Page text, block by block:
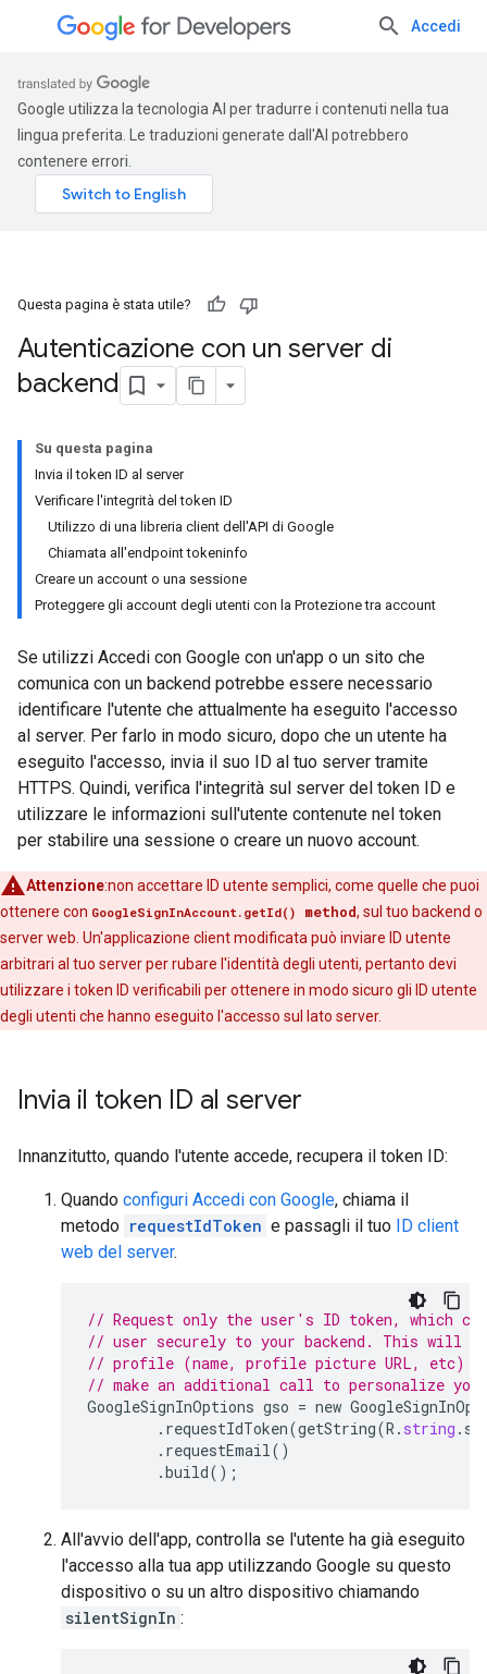
Accedi
Google utilizza la tecnologia AI per tradurre i contenuti nella tua
lingua preferita. Le traduzioni generate dall'AI potrebbero
contenere errori.
Questa pagina è stata utile?
Autenticazione con un server di
backend
Su questa pagina
Invia il token ID al server
Verificare l'integrità del token ID
Utilizzo di una libreria client dell'API di Google
Chiamata all'endpoint tokeninfo
Creare un account o una sessione
Proteggere gli account degli utenti con la Protezione tra account
Se utilizzi Accedi con Google con un'app o un sito che
comunica con un backend potrebbe essere necessario
identificare l'utente che attualmente ha eseguito l'accesso
al server. Per farlo in modo sicuro, dopo che un utente ha
eseguito l'accesso, invia il suo ID al tuo server tramite
HTTPS. Quindi, verifica l'integrità sul server del token ID e
utilizzare le informazioni sull'utente contenute nel token
per stabilire una sessione o creare un nuovo account.
Attenzione:non accettare ID utente semplici, come quelle che puoi
ottenere con GoogleSignInAccount.getId() method, sul tuo backend o
server web. Un'applicazione client modificata può inviare ID utente
arbitrari al tuo server per rubare l'identità degli utenti, pertanto devi
utilizzare i token ID verificabili per ottenere in modo sicuro gli ID utente
degli utenti che hanno eseguito l'accesso sul lato server.
Invia il token ID al server
Innanzitutto, quando l'utente accede, recupera il token ID:
Quando configuri Accedi con Google, chiama il
metodo requestIdToken e passagli il tuo ID client
web del server.
// Request only the user's ID token, which
// user securely to your backend. This will
// profile (name, profile picture URL, etc)
// make an additional call to personalize
GoogleSignInOptions gso = new
. requestIdToken(getString(R . string .
. requestEmail()
.build();
All'avvio dell'app, controlla se l'utente ha già eseguito
l'accesso alla tua app utilizzando Google su questo
dispositivo o su un altro dispositivo chiamando
silentSignIn :